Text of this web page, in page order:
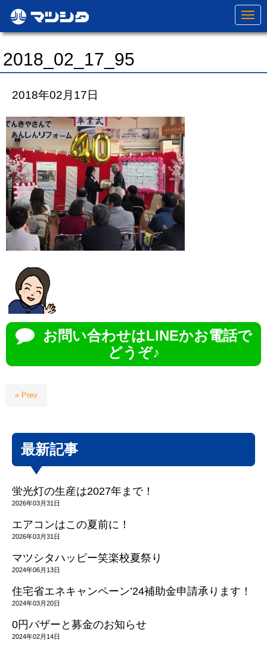
N
a
v
t
2018_02_17_95
2018年02月17日
お問い合わせはLINEかお電話で
どうぞ♪
« Prev
最新記事
蛍光灯の生産は2027年まで！
2026年03月31日
エアコンはこの夏前に！
2026年03月31日
マツシタハッピー笑楽校夏祭り
2024年06月13日
住宅省エネキャンペーン’24補助金申請承ります！
2024年03月20日
0円バザーと募金のお知らせ
2024年02月14日